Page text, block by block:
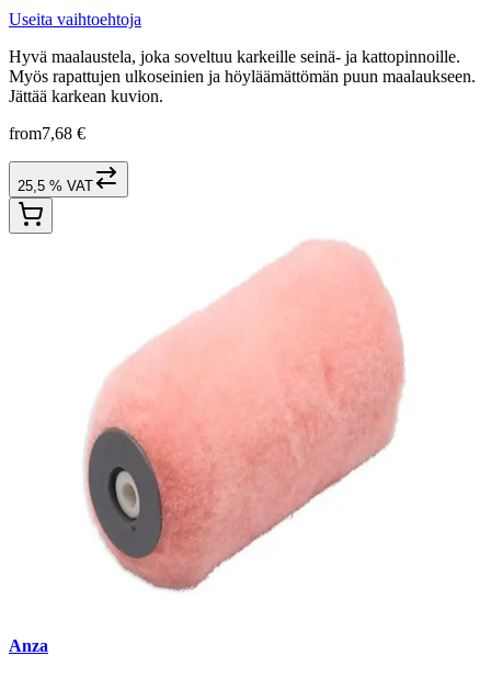
Useita vaihtoehtoja
Hyvä maalaustela, joka soveltuu karkeille seinä- ja kattopinnoille.
Myös rapattujen ulkoseinien ja höyläämättömän puun maalaukseen.
Jättää karkean kuvion.
from7,68 €
25,5 % VAT
Anza